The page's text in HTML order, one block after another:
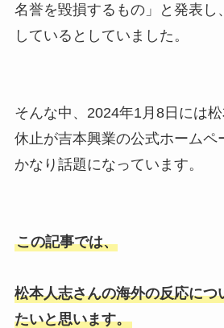
名誉を毀損するもの」と発表し
しているとしていました。
そんな中、2024年1月8日には
休止が吉本興業の公式ホームペ
かなり話題になっています。
この記事では、
松本人志さんの海外の反応につ
たいと思います。